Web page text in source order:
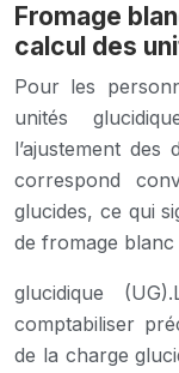
Fromage
calcul des
Pour les
unités
l’ajustement des
correspond
glucides, ce qui
de fromage
glucidique
comptabiliser
de la charge